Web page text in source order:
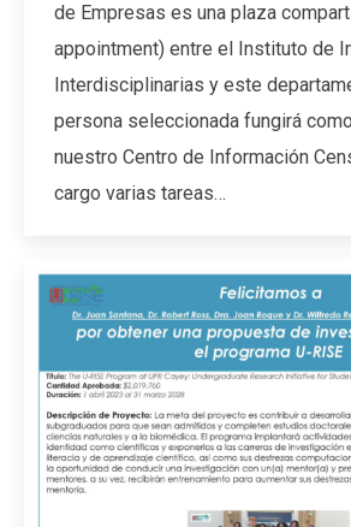
de Empresas es una plaza
appointment) entre el Instituto de
Interdisciplinarias y este
persona seleccionada fungirá
nuestro Centro de Información
cargo varias tareas…